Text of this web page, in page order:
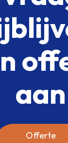
aan
Offerte